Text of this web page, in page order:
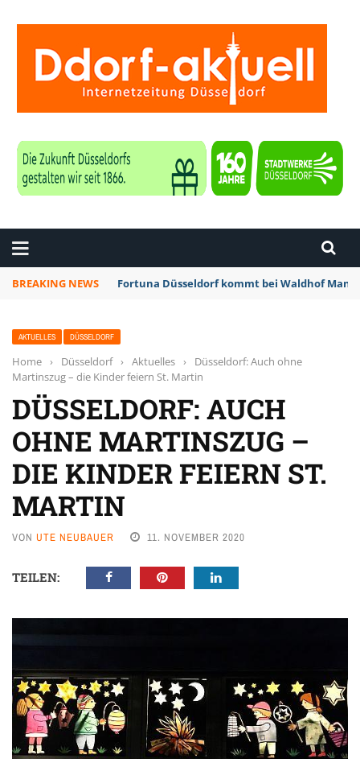
BREAKING NEWS Fortuna Düsseldorf kommt bei Waldhof
AKTUELLES DÜSSELDORF
Home › Düsseldorf › Aktuelles ›
Düsseldorf: Auch ohne
Martinszug – die Kinder feiern St. Martin
DÜSSELDORF: AUCH
OHNE MARTINSZUG –
DIE KINDER FEIERN ST.
MARTIN
VON UTE NEUBAUER 11. NOVEMBER 2020
TEILEN: